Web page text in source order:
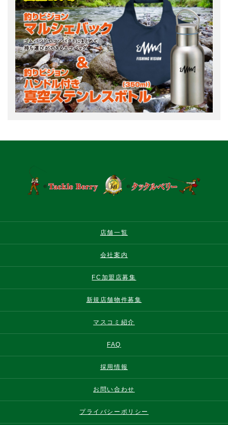
店舗一覧
会社案内
FC加盟店募集
新規店舗物件募集
マスコミ紹介
FAQ
採用情報
お問い合わせ
プライバシーポリシー